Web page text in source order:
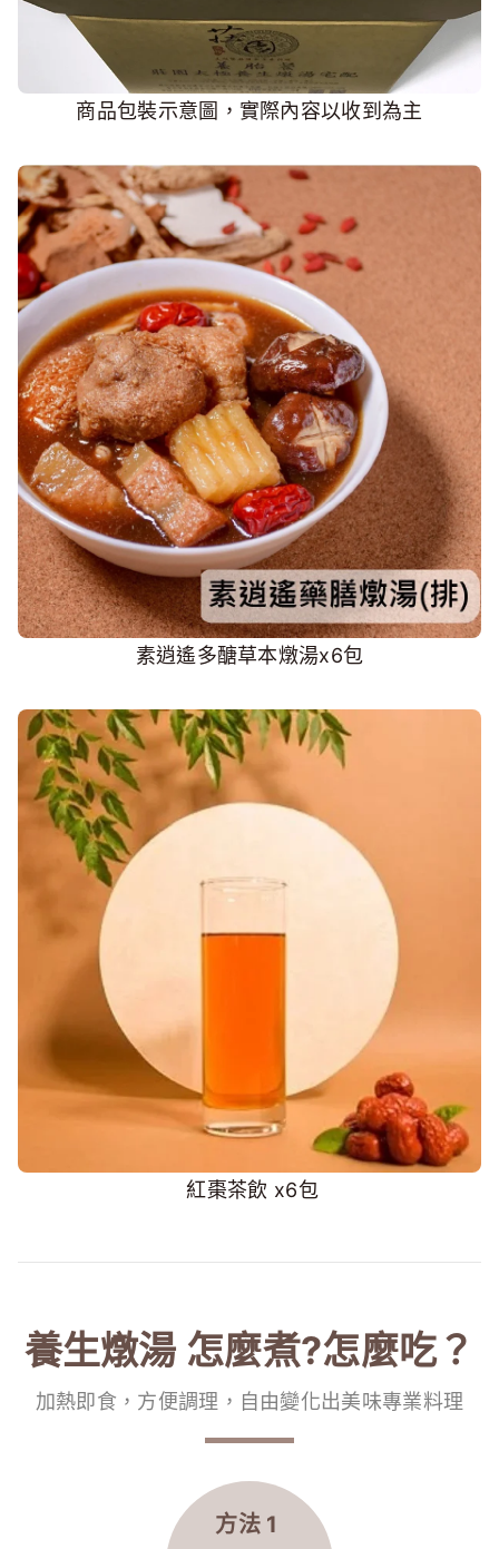
商品包裝示意圖，實際內容以收到為主
素逍遙多醣草本燉湯x6包
紅棗茶飲 x6包
養生燉湯 怎麼煮?怎麼吃？
加熱即食，方便調理，自由變化出美味專業料理
方法 1